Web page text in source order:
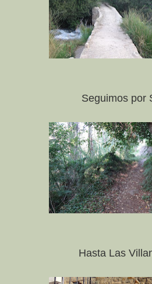
Seguimos por
Hasta Las